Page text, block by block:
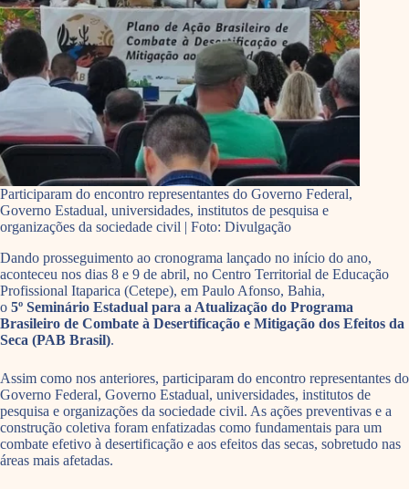
Participaram do encontro representantes do Governo Federal,
Governo Estadual, universidades, institutos de pesquisa e
organizações da sociedade civil | Foto: Divulgação
Dando prosseguimento ao cronograma lançado no início do ano,
aconteceu nos dias 8 e 9 de abril, no Centro Territorial de Educação
Profissional Itaparica (Cetepe), em Paulo Afonso, Bahia,
o 5º Seminário Estadual para a Atualização do Programa
Brasileiro de Combate à Desertificação e Mitigação dos Efeitos da
Seca (PAB Brasil).
Assim como nos anteriores, participaram do encontro representantes do
Governo Federal, Governo Estadual, universidades, institutos de
pesquisa e organizações da sociedade civil. As ações preventivas e a
construção coletiva foram enfatizadas como fundamentais para um
combate efetivo à desertificação e aos efeitos das secas, sobretudo nas
áreas mais afetadas.